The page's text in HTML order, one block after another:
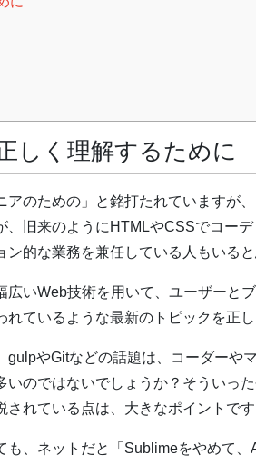
しく理解するために
のための」と銘打たれていますが
旧来のようにHTMLやCSSでコー
的な業務を兼任している人もいると
いWeb技術を用いて、ユーザーと
ているような最新のトピックを正
やGitなどの話題は、コーダーや
のではないでしょうか？そういっ
れている点は、大きなポイントです
、ネットだと「Sublimeをやめて